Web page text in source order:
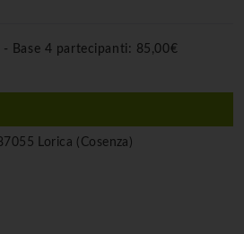
- Base 4 partecipanti: 85,00€
Lorica (Cosenza)